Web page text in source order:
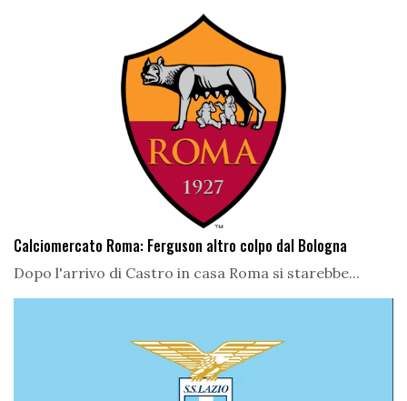
Calciomercato Roma: Ferguson altro colpo dal Bologna
Dopo l'arrivo di Castro in casa Roma si starebbe...